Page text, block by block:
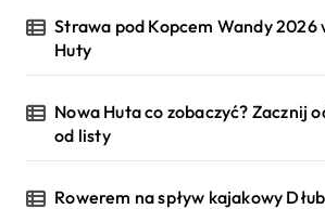
Strawa pod Kopcem Wandy 2026
Huty
Nowa Huta co zobaczyć? Zacznij
od listy
Rowerem na spływ kajakowy